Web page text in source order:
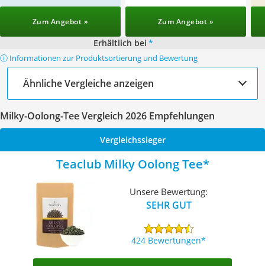
Zum Angebot » Zum Angebot »
Erhältlich bei *
ⓘ Informationen zur Produktsortierung und Bewertung
Ähnliche Vergleiche anzeigen
Milky-Oolong-Tee Vergleich 2026 Empfehlungen
Vergleichssieger
Teaclub Milky Oolong Tee
Unsere Bewertung:
SEHR GUT
424 Bewertungen